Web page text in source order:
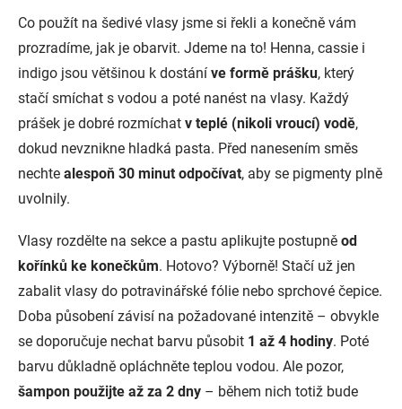
Co použít na šedivé vlasy jsme si řekli a konečně vám
prozradíme, jak je obarvit. Jdeme na to! Henna, cassie i
indigo jsou většinou k dostání ve formě prášku, který
stačí smíchat s vodou a poté nanést na vlasy. Každý
prášek je dobré rozmíchat v teplé (nikoli vroucí) vodě,
dokud nevznikne hladká pasta. Před nanesením směs
nechte alespoň 30 minut odpočívat, aby se pigmenty plně
uvolnily.
Vlasy rozdělte na sekce a pastu aplikujte postupně od
kořínků ke konečkům. Hotovo? Výborně! Stačí už jen
zabalit vlasy do potravinářské fólie nebo sprchové čepice.
Doba působení závisí na požadované intenzitě – obvykle
se doporučuje nechat barvu působit 1 až 4 hodiny. Poté
barvu důkladně opláchněte teplou vodou. Ale pozor,
šampon použijte až za 2 dny – během nich totiž bude